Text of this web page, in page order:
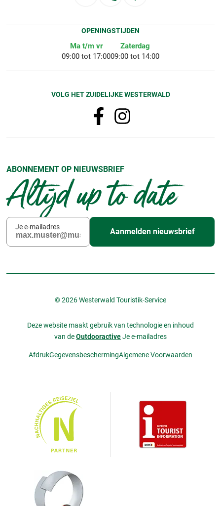
OPENINGSTIJDEN
Ma t/m vr
09:00 tot 17:00
Zaterdag
09:00 tot 14:00
VOLG HET ZUIDELIJKE WESTERWALD
ABONNEMENT OP NIEUWSBRIEF
Altijd up to date
Je e-mailadres
Aanmelden nieuwsbrief
© 2026 Westerwald Touristik-Service
Deze website maakt gebruik van technologie en inhoud
van deOutdooractiveJe e-mailadres
AfdrukGegevensbeschermingAlgemene Voorwaarden